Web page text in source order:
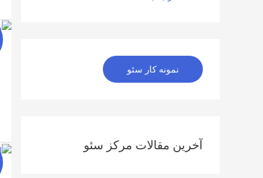
نمونه کار سئو
آخرین مقالات مرکز سئو